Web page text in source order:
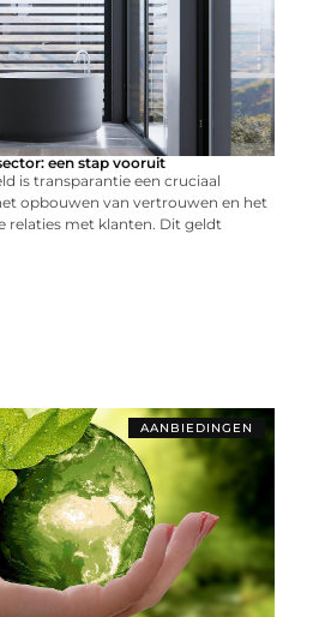
een stap vooruit
is transparantie een cruciaal
opbouwen van vertrouwen en het
relaties met klanten. Dit geldt
AANBIEDINGEN